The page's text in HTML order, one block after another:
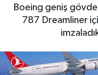
Boeing geniş gövde
787 Dreamliner
Asayiş
Gayrimenkul